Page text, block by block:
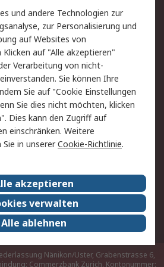
Kontakt
Datenschutz
Zahlungsbedingungen
Nachhaltigkeit
ZertifikatePresse-Center
Nänikon/Uster, Grabenstrasse 6,
Commerzbank Zürich, Kontonummer:
und andere Technologien zur
zur Personalisierung und
auf Websites von
auf "Alle akzeptieren"
Verarbeitung von nicht-
Sie können Ihre
Sie auf "Cookie Einstellungen
Sie dies nicht möchten, klicken
Dies kann den Zugriff auf
einschränken. Weitere
in unsererCookie-Richtlinie.
akzeptieren
verwalten
Alle ablehnen